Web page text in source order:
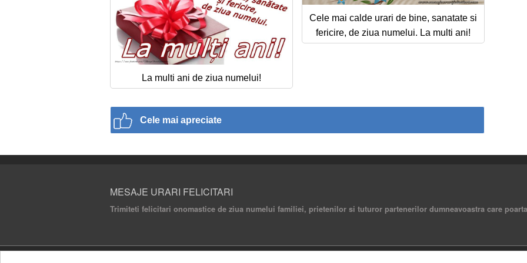
Cele mai calde urari de bine, sanatate si
fericire, de ziua numelui. La multi ani!
La multi ani de ziua numelui!
Cele mai apreciate
MESAJE URARI FELICITARI
Trimiteti felicitari onomastice de ziua numelui familiei, prietenilor si tuturor partenerilor dumneavoastra care